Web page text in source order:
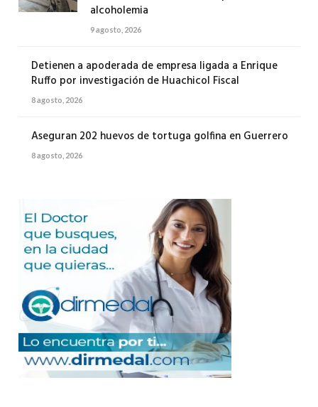
alcoholemia
9 agosto, 2026
Detienen a apoderada de empresa ligada a Enrique
Ruffo por investigación de Huachicol Fiscal
8 agosto, 2026
Aseguran 202 huevos de tortuga golfina en Guerrero
8 agosto, 2026